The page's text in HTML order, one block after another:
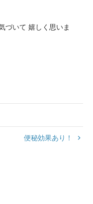
づいて 嬉しく思いま
便秘効果あり！ keyboard_arrow_right